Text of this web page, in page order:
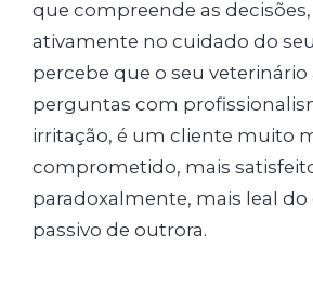
que compreende as
ativamente no cuidado do
percebe que o seu veterinário
perguntas com
irritação, é um cliente muito
comprometido, mais
paradoxalmente, mais leal
passivo de outrora.